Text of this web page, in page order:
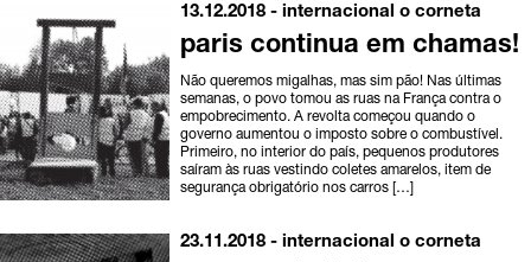
13.12.2018 -internacional o corneta
paris continua em chamas!
Não queremos migalhas, mas sim pão! Nas últimas
semanas, o povo tomou as ruas na França contra o
empobrecimento. A revolta começou quando o
governo aumentou o imposto sobre o combustível.
Primeiro, no interior do país, pequenos produtores
saíram às ruas vestindo coletes amarelos, item de
segurança obrigatório nos carros […]
23.11.2018 -internacional o corneta